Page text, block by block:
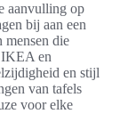
aanvulling op
bij aan een
mensen die
IKEA en
en stijl
van tafels
voor elke